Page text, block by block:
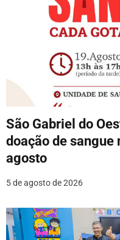
São Gabriel do
doação de sangue
agosto
5 de agosto de 2026